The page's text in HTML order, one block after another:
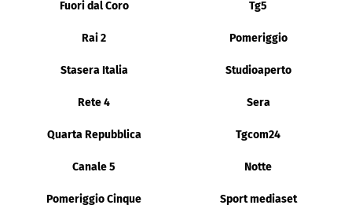
Fuori dal Coro Tg5
Rai 2 Pomeriggio
Stasera Italia Studioaperto
Rete 4 Sera
Quarta Repubblica Tgcom24
Canale 5 Notte
Pomeriggio Cinque Sport mediaset